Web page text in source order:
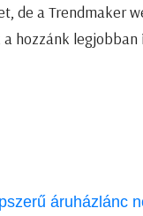
de a Trendmaker
hozzánk legjobban
áruházlánc